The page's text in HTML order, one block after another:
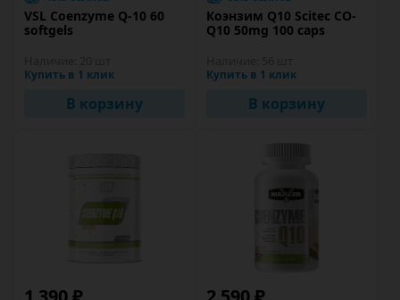
VSL Coenzyme Q-10 60
softgels
Купить в 1 клик
В корзину
Коэнзим Q10 Scitec CO-
Q10 50mg 100 caps
Купить в 1 клик
В корзину